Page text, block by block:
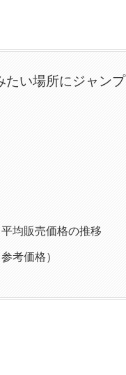
たい場所にジャンプ
均販売価格の推移
考価格）